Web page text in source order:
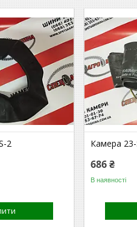
2 Камера 23-
686 ₴
В наявності